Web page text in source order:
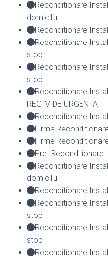
Reconditionare
domiciliu
Reconditionare
Reconditionare
stop
Reconditionare
stop
Reconditionare
REGIM DE URGENTA
Reconditionare
Firma
Firme
Pret Reconditionare
Reconditionare
domiciliu
Reconditionare
Reconditionare
stop
Reconditionare
stop
Reconditionare